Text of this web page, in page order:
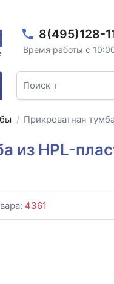
8(495)128-
Время работы с
Прикроватная
из HPL-
4361